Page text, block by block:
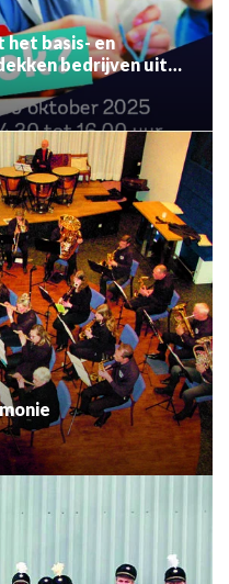
het basis- en
bedrijven uit